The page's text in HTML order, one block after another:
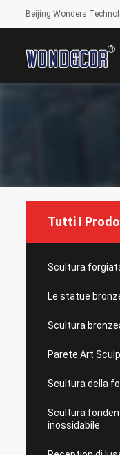
Beijing Wonders
Tutti I
Scultura
Le statue
Scultura
Parete Art
Scultura della
Scultura
inossidabile